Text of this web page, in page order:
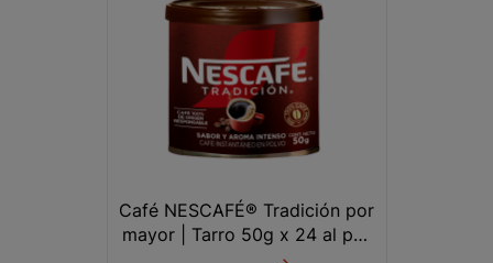
Café NESCAFÉ® Tradición por
mayor | Tarro 50g x 24 al por